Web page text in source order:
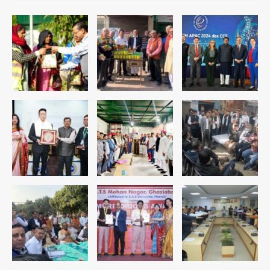
1
Team JHJ
2
सुदर्शन शक्ति-वी अभ्यास में मॉक आॅपरेशन
Team JHJ
3
एयरपोर्ट का फर्जी कर्मचारी बनकर 3 लाख
उड़ाए, अब पहुंचा सलाखों के पीछे
Team JHJ
4
Jewar Medical Hub: जेवर में बनेगा
एम्स से बेहतर मेडिकल हब, सीएम योगी को लिखा
पत्र
Avinash Kumar
Assam Floods: सलमान खान का
‘आशियाना’ अभियान – 500 बाढ़रोधी घर,